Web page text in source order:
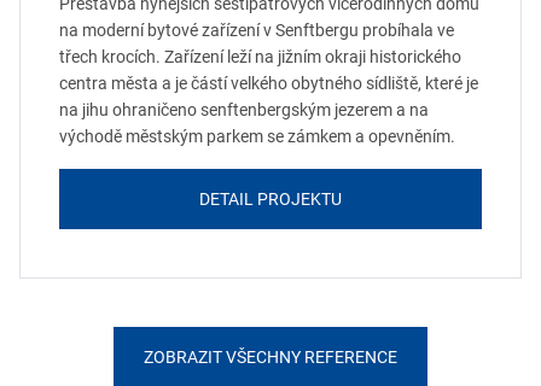
na moderní bytové zařízení v Senftbergu probíhala ve
třech krocích. Zařízení leží na jižním okraji historického
centra města a je částí velkého obytného sídliště, které je
na jihu ohraničeno senftenbergským jezerem a na
východě městským parkem se zámkem a opevněním.
DETAIL PROJEKTU
ZOBRAZIT VŠECHNY REFERENCE